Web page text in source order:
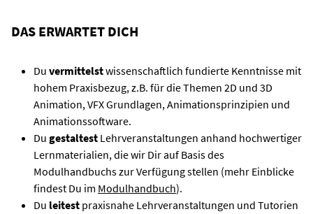
DAS ERWARTET DICH
Du vermittelstwissenschaftlich fundierte Kenntnisse mit
hohem Praxisbezug, z.B. für die Themen 2D und 3D
Animation, VFX Grundlagen, Animationsprinzipien und
Animationssoftware.
Du gestaltest Lehrveranstaltungen anhand hochwertiger
Lernmaterialien, die wir Dir auf Basis des
Modulhandbuchs zur Verfügung stellen (mehr Einblicke
findest Du im Modulhandbuch).
Du leitest praxisnahe Lehrveranstaltungen und Tutorien